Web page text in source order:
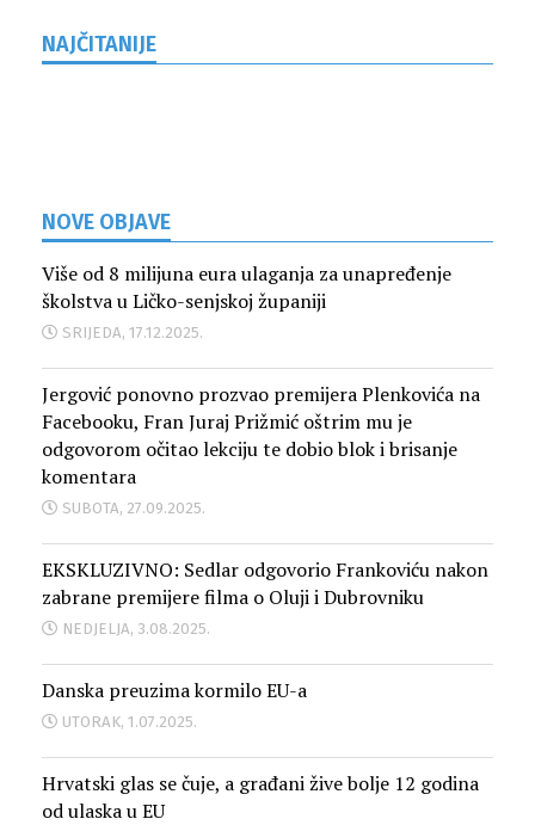
NAJČITANIJE
NOVE OBJAVE
Više od 8 milijuna eura ulaganja za unapređenje
školstva u Ličko-senjskoj županiji
SRIJEDA, 17.12.2025.
Jergović ponovno prozvao premijera Plenkovića na
Facebooku, Fran Juraj Prižmić oštrim mu je
odgovorom očitao lekciju te dobio blok i brisanje
komentara
SUBOTA, 27.09.2025.
EKSKLUZIVNO: Sedlar odgovorio Frankoviću nakon
zabrane premijere filma o Oluji i Dubrovniku
NEDJELJA, 3.08.2025.
Danska preuzima kormilo EU-a
UTORAK, 1.07.2025.
Hrvatski glas se čuje, a građani žive bolje 12 godina
od ulaska u EU